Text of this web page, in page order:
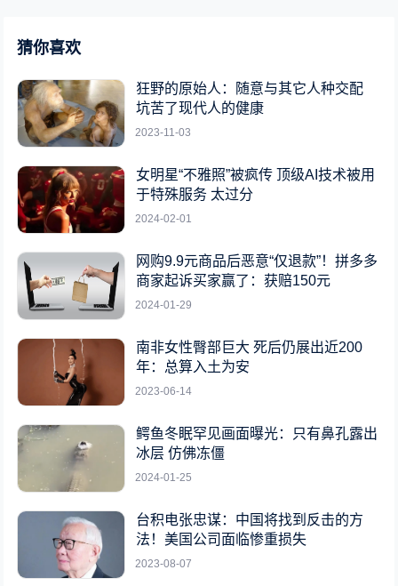
猜你喜欢
狂野的原始人：随意与其它人种交配
坑苦了现代人的健康
2023-11-03
女明星“不雅照”被疯传 顶级AI技术被用
于特殊服务 太过分
2024-02-01
网购9.9元商品后恶意“仅退款”！拼多多
商家起诉买家赢了：获赔150元
2024-01-29
南非女性臀部巨大 死后仍展出近200
年：总算入土为安
2023-06-14
鳄鱼冬眠罕见画面曝光：只有鼻孔露出
冰层 仿佛冻僵
2024-01-25
台积电张忠谋：中国将找到反击的方
法！美国公司面临惨重损失
2023-08-07